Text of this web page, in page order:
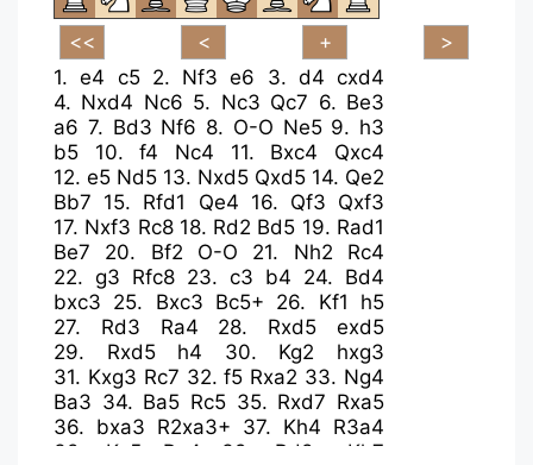
1.e4 c5 2. Nf3 e6 3. d4 cxd4
4. Nxd4 Nc6 5. Nc3 Qc7 6. Be3
a6 7. Bd3 Nf6 8. O-O Ne5 9. h3
b5
10.f4 Nc4 11. Bxc4
Qxc4
12. e5 Nd5 13. Nxd5 Qxd5 14. Qe2
Bb7 15. Rfd1 Qe4 16. Qf3 Qxf3
17. Nxf3 Rc8 18. Rd2 Bd5 19. Rad1
Be7
20. Bf2 O-O 21. Nh2
Rc4
22. g3 Rfc8 23. c3 b4 24. Bd4
bxc3 25. Bxc3 Bc5+ 26. Kf1
h5
27. Rd3 Ra4 28. Rxd5
exd5
29. Rxd5 h4 30. Kg2
hxg3
31. Kxg3 Rc7 32.f5 Rxa2 33. Ng4
Ba3 34. Ba5 Rc5 35. Rxd7 Rxa5
36. bxa3 R2xa3+ 37. Kh4 R3a4
38. Kg5 Re4 39. Rd8+
Kh7